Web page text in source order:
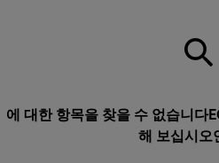
에 대한 항목을 찾을 수 없습니다
해 보십시오